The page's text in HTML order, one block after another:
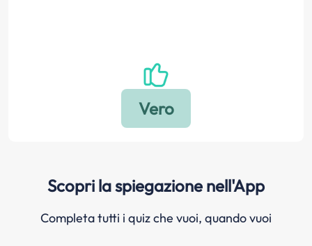
Scopri la spiegazione nell'App
Completa tutti i quiz che vuoi, quando vuoi